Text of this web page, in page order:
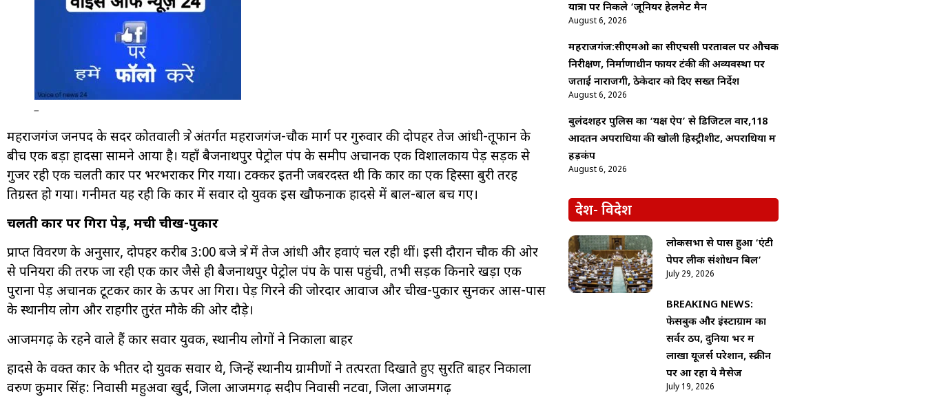
_
महराजगंज जनपद के सदर कोतवाली क्षेत्र अंतर्गत महराजगंज-चौक मार्ग पर गुरुवार की दोपहर तेज आंधी-तूफान के
बीच एक बड़ा हादसा सामने आया है। यहाँ बैजनाथपुर पेट्रोल पंप के समीप अचानक एक विशालकाय पेड़ सड़क से
गुजर रही एक चलती कार पर भरभराकर गिर गया। टक्कर इतनी जबरदस्त थी कि कार का एक हिस्सा बुरी तरह
क्षतिग्रस्त हो गया। गनीमत यह रही कि कार में सवार दो युवक इस खौफनाक हादसे में बाल-बाल बच गए।
चलती कार पर गिरा पेड़, मची चीख-पुकार
प्राप्त विवरण के अनुसार, दोपहर करीब 3:00 बजे क्षेत्र में तेज आंधी और हवाएं चल रही थीं। इसी दौरान चौक की ओर
से पनियरा की तरफ जा रही एक कार जैसे ही बैजनाथपुर पेट्रोल पंप के पास पहुंची, तभी सड़क किनारे खड़ा एक
पुराना पेड़ अचानक टूटकर कार के ऊपर आ गिरा। पेड़ गिरने की जोरदार आवाज और चीख-पुकार सुनकर आस-पास
के स्थानीय लोग और राहगीर तुरंत मौके की ओर दौड़े।
आजमगढ़ के रहने वाले हैं कार सवार युवक, स्थानीय लोगों ने निकाला बाहर
हादसे के वक्त कार के भीतर दो युवक सवार थे, जिन्हें स्थानीय ग्रामीणों ने तत्परता दिखाते हुए सुरक्षित बाहर निकाला
वरुण कुमार सिंह: निवासी महुअवा खुर्द, जिला आजमगढ़ सदीप निवासी नटवा, जिला आजमगढ़
यात्रा पर निकले ‘जूनियर हेलमेट मैन
August 6, 2026
महराजगंज:सीएमओ का सीएचसी परतावल पर औचक
निरीक्षण, निर्माणाधीन फायर टंकी की अव्यवस्था पर
जताई नाराजगी, ठेकेदार को दिए सख्त निर्देश
August 6, 2026
बुलंदशहर पुलिस का ‘यक्ष ऐप’ से डिजिटल वार,118
आदतन अपराधियों की खोली हिस्ट्रीशीट, अपराधियों में
हड़कंप
August 6, 2026
देश- विदेश
लोकसभा से पास हुआ ‘एंटी
पेपर लीक संशोधन बिल’
July 29, 2026
BREAKING NEWS:
फेसबुक और इंस्टाग्राम का
सर्वर ठप, दुनिया भर में
लाखों यूजर्स परेशान, स्क्रीन
पर आ रहा ये मैसेज
July 19, 2026